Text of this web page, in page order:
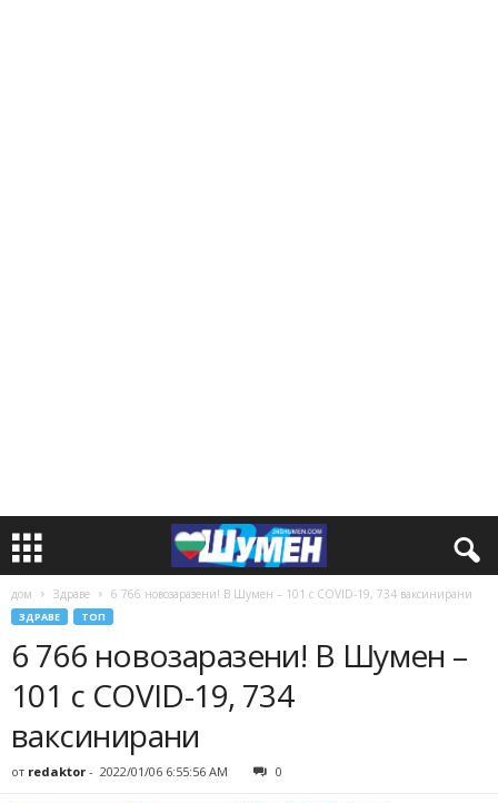
дом Здраве 6 766 новозаразени! В Шумен – 101 с COVID-19, 734 ваксинирани
ЗДРАВЕ ТОП
6 766 новозаразени! В Шумен –
101 с COVID-19, 734
ваксинирани
от redaktor - 2022/01/06 6:55:56 AM 0